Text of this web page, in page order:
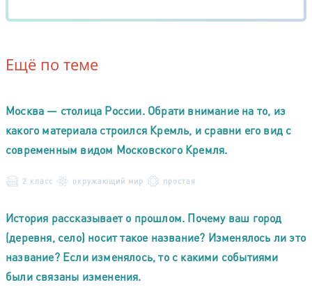
Ещё по теме
Москва — столица России. Обрати внимание на то, из
какого материала строился Кремль, и сравни его вид с
современным видом Московского Кремля.
2 класс окружающий мир простая
История рассказывает о прошлом. Почему ваш город
(деревня, село) носит такое название? Изменялось ли это
название? Если изменялось, то с какими событиями
были связаны изменения.